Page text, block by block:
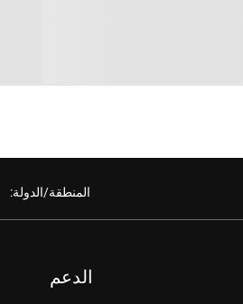
المنطقة/الدولة:
الدعم